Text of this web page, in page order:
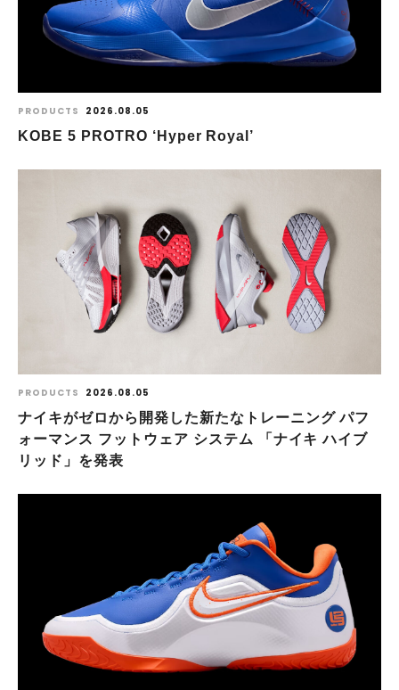
PRODUCTS 2026.08.05
KOBE 5 PROTRO ‘Hyper Royal’
PRODUCTS 2026.08.05
ナイキがゼロから開発した新たなトレーニング パフ
ォーマンス フットウェア システム 「ナイキ ハイブ
リッド」を発表